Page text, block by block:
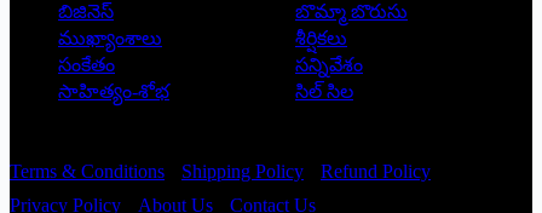
బిజినెస్
బొమ్మా బొరుసు
ముఖ్యాంశాలు
శీర్షికలు
సంకేతం
సన్నివేశం
సాహిత్యం-శోభ
సిల్ సిల
Terms & Conditions Shipping Policy
Refund Policy
Privacy Policy
About Us Contact Us